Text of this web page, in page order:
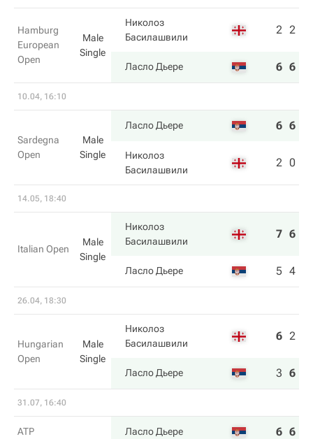
Hamburg
European
Open
Male
Single
Николоз
Басилашвили
2 2
Ласло Дьере 6 6
10.04, 16:10
Sardegna
Open
Male
Single
Ласло Дьере 6 6
Николоз
Басилашвили
2 0
14.05, 18:40
Italian Open
Male
Single
Николоз
Басилашвили
7 6
Ласло Дьере 5 4
26.04, 18:30
Hungarian
Open
Male
Single
Николоз
Басилашвили
6 2
Ласло Дьере 3 6
31.07, 16:40
ATP
Ласло Дьере 6 6